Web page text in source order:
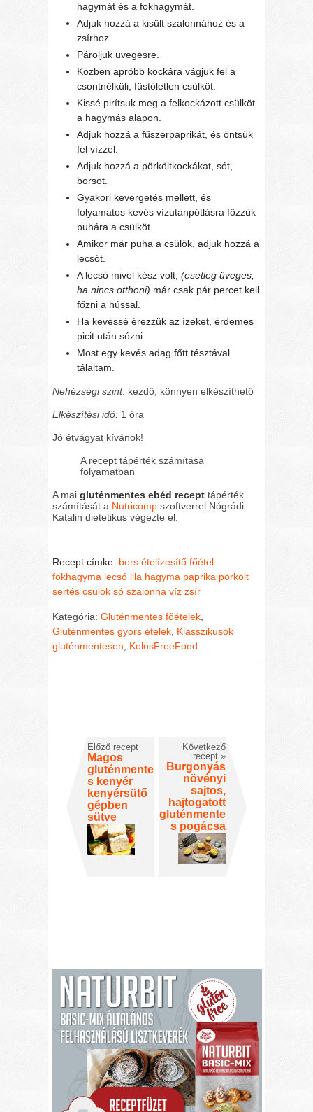
hagymát és a fokhagymát.
Adjuk hozzá a kisült szalonnához és a
zsírhoz.
Pároljuk üvegesre.
Közben apróbb kockára vágjuk fel a
csontnélküli, füstöletlen csülköt.
Kissé pirítsuk meg a felkockázott csülköt
a hagymás alapon.
Adjuk hozzá a fűszerpaprikát, és öntsük
fel vízzel.
Adjuk hozzá a pörköltkockákat, sót,
borsot.
Gyakori kevergetés mellett, és
folyamatos kevés vízutánpótlásra főzzük
puhára a csülköt.
Amikor már puha a csülök, adjuk hozzá a
lecsót.
A lecsó mivel kész volt,(esetleg üveges,
ha nincs otthoni) már csak pár percet kell
főzni a hússal.
Ha kevéssé érezzük az ízeket, érdemes
picit után sózni.
Most egy kevés adag főtt tésztával
tálaltam.
Nehézségi szint: kezdő, könnyen elkészíthető
Elkészítési idő: 1 óra
Jó étvágyat kívánok!
A recept tápérték számítása
folyamatban
A mai gluténmentes ebéd recept tápérték
számítását a Nutricomp szoftverrel Nógrádi
Katalin dietetikus végezte el.
Recept címke: bors ételízesítő főétel
fokhagyma lecsó lila hagyma paprika pörkölt
sertés csülök só szalonna víz zsír
Kategória:Gluténmentes főételek,
Gluténmentes gyors ételek, Klasszikusok
gluténmentesen, KolosFreeFood
Előző recept
Magos
gluténmente
s kenyér
kenyérsütő
gépben
sütve
Következő
recept »
Burgonyás
növényi
sajtos,
hajtogatott
gluténmente
s pogácsa